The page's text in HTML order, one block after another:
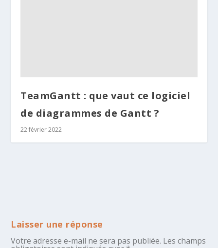
TeamGantt : que vaut ce logiciel
de diagrammes de Gantt ?
22 février 2022
Laisser une réponse
Votre adresse e-mail ne sera pas publiée. Les champs